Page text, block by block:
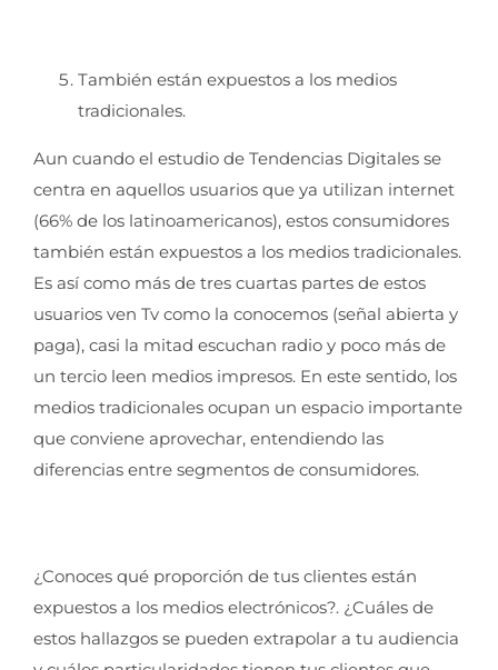
También están expuestos a los medios
tradicionales.
Aun cuando el estudio de Tendencias Digitales se
centra en aquellos usuarios que ya utilizan internet
(66% de los latinoamericanos), estos consumidores
también están expuestos a los medios tradicionales.
Es así como más de tres cuartas partes de estos
usuarios ven Tv como la conocemos (señal abierta y
paga), casi la mitad escuchan radio y poco más de
un tercio leen medios impresos. En este sentido, los
medios tradicionales ocupan un espacio importante
que conviene aprovechar, entendiendo las
diferencias entre segmentos de consumidores.
¿Conoces qué proporción de tus clientes están
expuestos a los medios electrónicos?. ¿Cuáles de
estos hallazgos se pueden extrapolar a tu audiencia